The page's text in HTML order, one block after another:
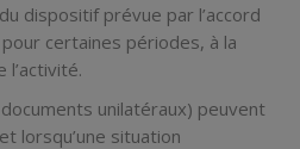
dispositif prévue par l’accord
certaines périodes, à la
unilatéraux) peuvent
et lorsqu’une situation